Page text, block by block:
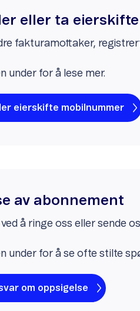
eller ta
fakturamottaker,
under for å lese mer.
eierskifte mobilnummer
av abonnement
ved å ringe oss eller sende
under for å se ofte stilte
om oppsigelse